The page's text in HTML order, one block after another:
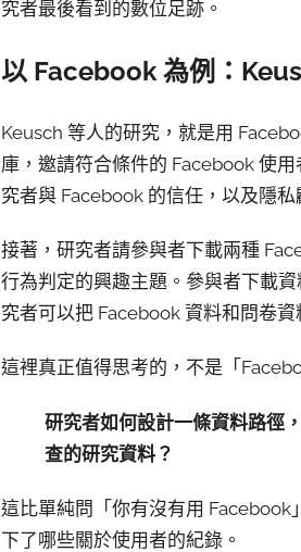
究者最後看到的數位足跡。
以 Facebook 為例：
Keusch 等人的研究，就是用
庫，邀請符合條件的 Facebook 使
究者與 Facebook 的信任，以及隱
接著，研究者請參與者下載兩種
行為判定的興趣主題。參與者下載
究者可以把 Facebook 資料和問卷資
這裡真正值得思考的，不是「
研究者如何設計一條資料路徑
查的研究資料？
這比單純問「你有沒有用 Facebook
下了哪些關於使用者的紀錄。